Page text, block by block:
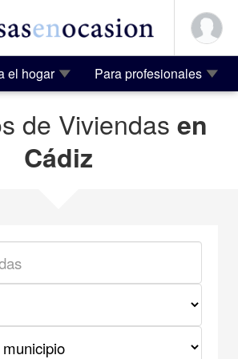
el hogar Para profesionales
de Viviendas en
Cádiz